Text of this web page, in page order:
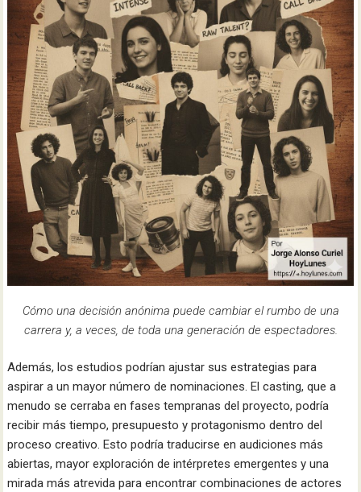
Cómo una decisión anónima puede cambiar el rumbo de una
carrera y, a veces, de toda una generación de espectadores.
Además, los estudios podrían ajustar sus estrategias para
aspirar a un mayor número de nominaciones. El casting, que a
menudo se cerraba en fases tempranas del proyecto, podría
recibir más tiempo, presupuesto y protagonismo dentro del
proceso creativo. Esto podría traducirse en audiciones más
abiertas, mayor exploración de intérpretes emergentes y una
mirada más atrevida para encontrar combinaciones de actores